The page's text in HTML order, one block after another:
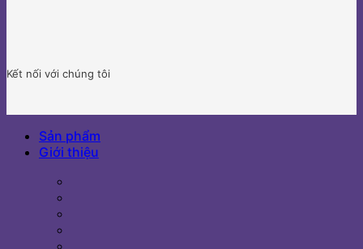
Kết nối với chúng tôi
Sản phẩm
Giới thiệu